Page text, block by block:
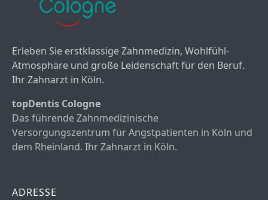
Erleben Sie erstklassige Zahnmedizin, Wohlfühl-
Atmosphäre und große Leidenschaft für den Beruf.
Ihr Zahnarzt in Köln.
topDentis Cologne
Das führende Zahnmedizinische
Versorgungszentrum für Angstpatienten in Köln und
dem Rheinland. Ihr Zahnarzt in Köln.
ADRESSE